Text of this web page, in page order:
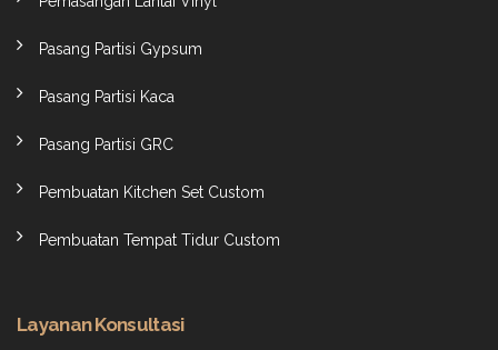
Pasang Partisi Gypsum
Pasang Partisi Kaca
Pasang Partisi GRC
Pembuatan Kitchen Set Custom
Pembuatan Tempat Tidur Custom
Layanan Konsultasi